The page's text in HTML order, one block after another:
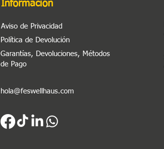
Información
Aviso de Privacidad
Política de Devolución
Garantías, Devoluciones, Métodos
de Pago
hola@feswellhaus.com